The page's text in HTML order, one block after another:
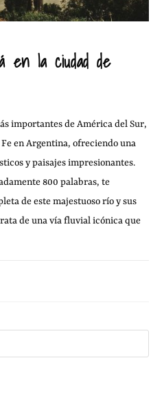
en la ciudad de
importantes de América del Sur,
en Argentina, ofreciendo una
y paisajes impresionantes.
800 palabras, te
de este majestuoso río y sus
de una vía fluvial icónica que